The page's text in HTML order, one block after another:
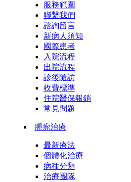
服務範圍
聯繫我們
諮詢留言
新病人須知
國際患者
入院流程
出院流程
診後隨訪
收費標準
住院醫保報銷
常見問題
腫瘤治療
最新療法
個體化治療
病種分類
治療團隊